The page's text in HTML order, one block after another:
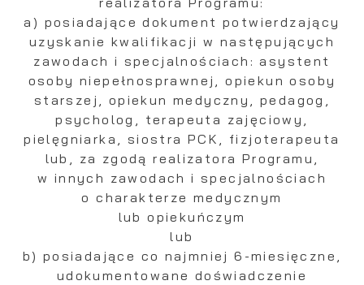
a) posiadające dokument potwierdzający
uzyskanie kwalifikacji w następujących
zawodach i specjalnościach: asystent
osoby niepełnosprawnej, opiekun osoby
starszej, opiekun medyczny, pedagog,
psycholog, terapeuta zajęciowy,
pielęgniarka, siostra PCK, fizjoterapeuta
lub, za zgodą realizatora Programu,
w innych zawodach i specjalnościach
o charakterze medycznym
lub opiekuńczym
lub
b) posiadające co najmniej 6-miesięczne,
udokumentowane doświadczenie